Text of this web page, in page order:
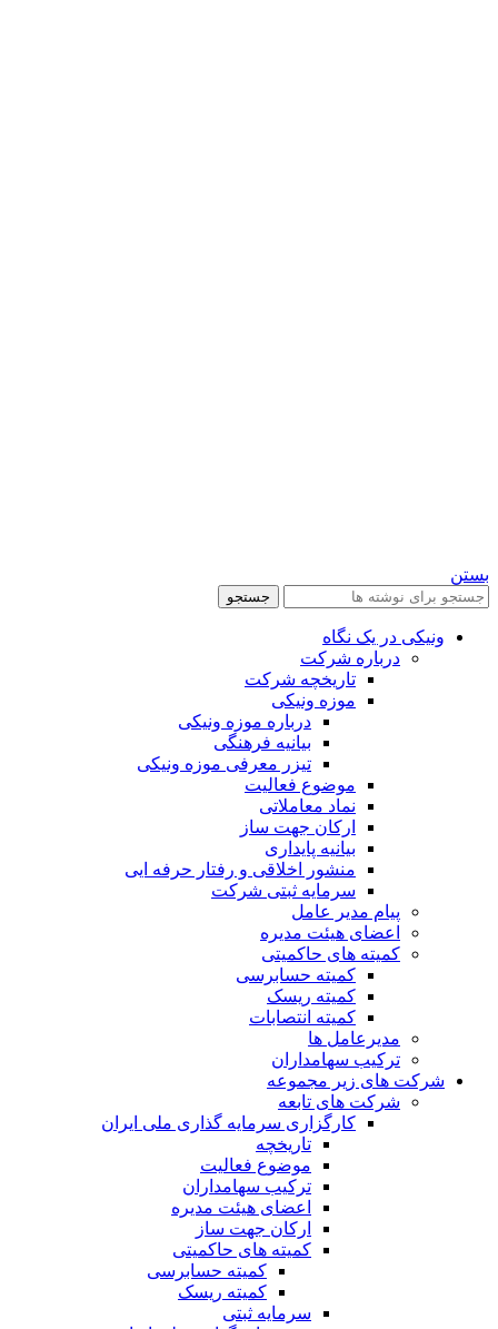
بستن
جستجو
ونیکی در یک نگاه
درباره شرکت
تاریخچه شرکت
موزه ونیکی
درباره موزه ونیکی
بیانیه فرهنگی
تیزر معرفی موزه ونیکی
موضوع فعالیت
نماد معاملاتی
ارکان جهت ساز
بیانیه پایداری
منشور اخلاقی و رفتار حرفه ایی
سرمایه ثبتی شرکت
پیام مدیر عامل
اعضای هیئت مدیره
کمیته های حاکمیتی
کمیته حسابرسی
کمیته ریسک
کمیته انتصابات
مدیرعامل ها
ترکیب سهامداران
شرکت های زیر مجموعه
شرکت های تابعه
کارگزاری سرمایه گذاری ملی ایران
تاریخچه
موضوع فعالیت
ترکیب سهامداران
اعضای هیئت مدیره
ارکان جهت ساز
کمیته های حاکمیتی
کمیته حسابرسی
کمیته ریسک
سرمایه ثبتی